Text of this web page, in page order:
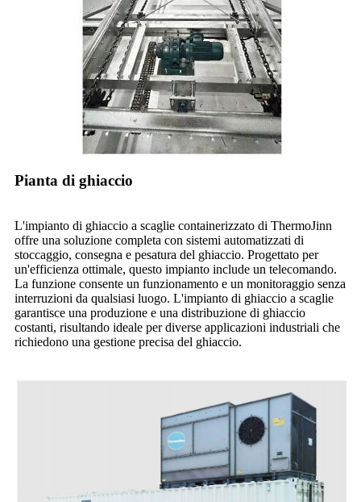
Pianta di ghiaccio
L'impianto di ghiaccio a scaglie containerizzato di ThermoJinn
offre una soluzione completa con sistemi automatizzati di
stoccaggio, consegna e pesatura del ghiaccio. Progettato per
un'efficienza ottimale, questo impianto include un telecomando.
La funzione consente un funzionamento e un monitoraggio senza
interruzioni da qualsiasi luogo. L'impianto di ghiaccio a scaglie
garantisce una produzione e una distribuzione di ghiaccio
costanti, risultando ideale per diverse applicazioni industriali che
richiedono una gestione precisa del ghiaccio.